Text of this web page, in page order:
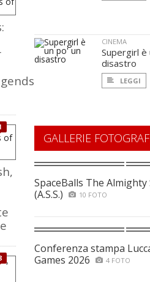
CINEMA
Supergirl è
disastro
LEGGI
GALLERIE
SpaceBalls The Almighty
(A.S.S.)
10 FOTO
Conferenza stampa
Games 2026
4 FOTO